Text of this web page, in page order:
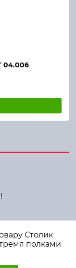
04.006
Столик
полками